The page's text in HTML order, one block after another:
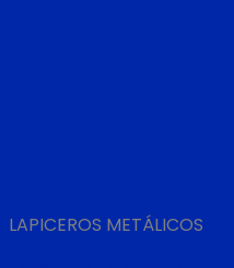
LAPICEROS METÁLICOS